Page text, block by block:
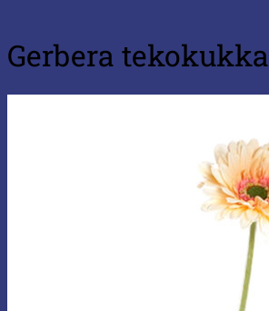
Gerbera tekokukka